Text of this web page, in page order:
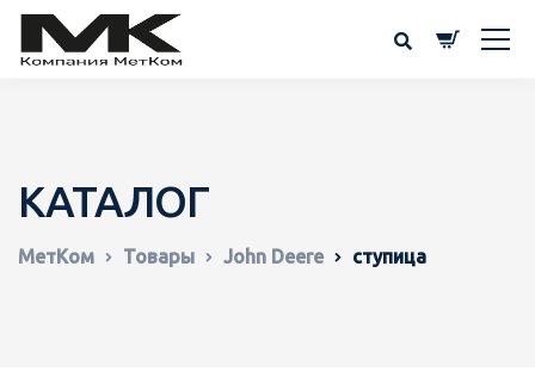
КАТАЛОГ
МетКом Товары John Deere ступица